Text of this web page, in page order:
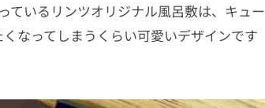
ているリンツオリジナル風呂敷は、キュー
なってしまうくらい可愛いデザインです